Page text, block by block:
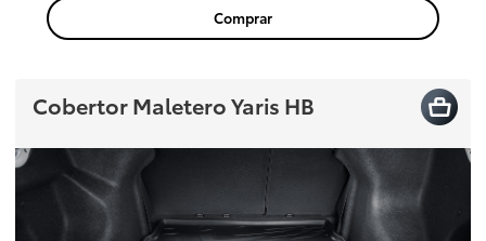
Comprar
Cobertor Maletero Yaris HB